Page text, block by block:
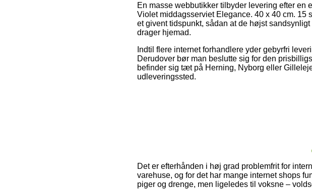
En masse webbutikker tilbyder levering efter en
Violet middagsserviet Elegance. 40 x 40 cm. 15
et givent tidspunkt, sådan at de højst
drager hjemad.
Indtil flere internet forhandlere yder gebyrfri
Derudover bør man beslutte sig for den
befinder sig tæt på Herning, Nyborg eller
udleveringssted.
Det er efterhånden i høj grad problemfrit for
varehuse, og for det har mange internet shops
piger og drenge, men ligeledes til voksne –